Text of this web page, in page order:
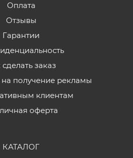
Оплата
Отзывы
Гарантии
заказ
получение рекламы
клиентам
оферта
КАТАЛОГ